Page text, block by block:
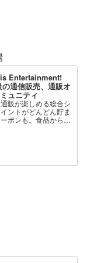
is Entertainment!
通信販売、通販オ
ュニティ
販が楽しめる総合シ
ントがどんどん貯ま
ポンも。食品から家